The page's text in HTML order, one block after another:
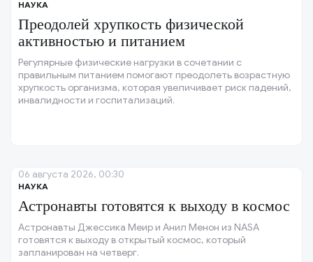
НАУКА
Преодолей хрупкость физической
активностью и питанием
Регулярные физические нагрузки в сочетании с
правильным питанием помогают преодолеть возрастную
хрупкость организма, которая увеличивает риск падений,
инвалидности и госпитализаций.
НАУКА
Астронавты готовятся к выходу в космос
Астронавты Джессика Меир и Анил Менон из NASA
готовятся к выходу в открытый космос, который
запланирован на четверг.
06 августа 2026, 00:30